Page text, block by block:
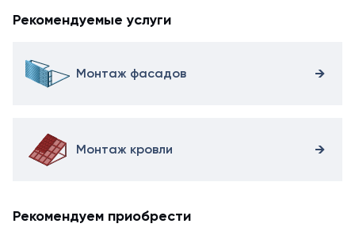
Рекомендуемые услуги
Монтаж фасадов
Монтаж кровли
Рекомендуем приобрести